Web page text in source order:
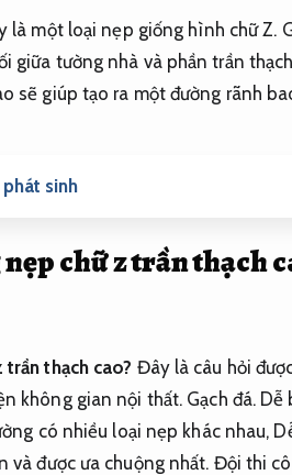
là một loại nẹp giống hình chữ Z.
giữa tường nhà và phần trần
sẽ giúp tạo ra một đường rãnh
sinh
chữ z trần thạch
thạch cao? Đây là câu hỏi
không gian nội thất. Gạch đá. Dễ
có nhiều loại nẹp khác nhau,
và được ưa chuộng nhất. Đội thi